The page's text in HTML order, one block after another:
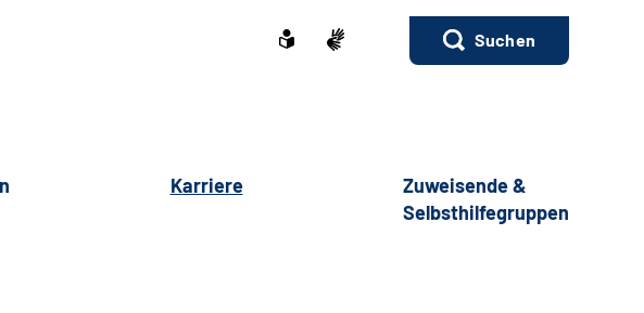
Suchen
Karriere
Zuweisende &
Selbsthilfegruppen